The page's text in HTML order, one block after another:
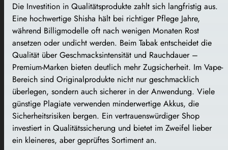
Die Investition in Qualitätsprodukte zahlt sich langfristig aus.
Eine hochwertige Shisha hält bei richtiger Pflege Jahre,
während Billigmodelle oft nach wenigen Monaten Rost
ansetzen oder undicht werden. Beim Tabak entscheidet die
Qualität über Geschmacksintensität und Rauchdauer –
Premium-Marken bieten deutlich mehr Zugsicherheit. Im Vape-
Bereich sind Originalprodukte nicht nur geschmacklich
überlegen, sondern auch sicherer in der Anwendung. Viele
günstige Plagiate verwenden minderwertige Akkus, die
Sicherheitsrisiken bergen. Ein vertrauenswürdiger Shop
investiert in Qualitätssicherung und bietet im Zweifel lieber
ein kleineres, aber geprüftes Sortiment an.